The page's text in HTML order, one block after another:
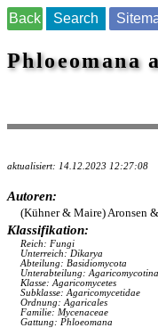
Back Search
Phloeomana
aktualisiert: 14.12.2023 12:27:08
Autoren:
(Kühner & Maire) Aronsen
Klassifikation:
Reich: Fungi
Unterreich: Dikarya
Abteilung: Basidiomycota
Unterabteilung: Agaricomycotina
Klasse: Agaricomycetes
Subklasse: Agaricomycetidae
Ordnung: Agaricales
Familie: Mycenaceae
Gattung: Phloeomana